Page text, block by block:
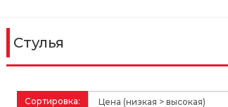
Стулья
Сортировка: